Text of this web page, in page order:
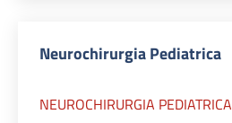
Neurochirurgia Pediatrica
NEUROCHIRURGIA PEDIATRICA